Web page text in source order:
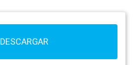
DESCARGAR